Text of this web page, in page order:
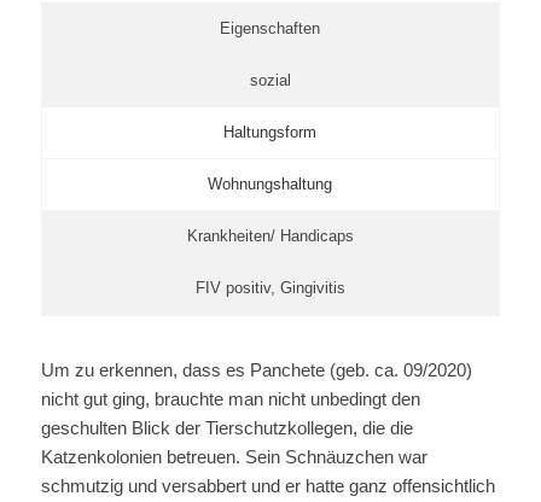
Eigenschaften
sozial
Haltungsform
Wohnungshaltung
Krankheiten/ Handicaps
FIV positiv, Gingivitis
Um zu erkennen, dass es Panchete (geb. ca. 09/2020)
nicht gut ging, brauchte man nicht unbedingt den
geschulten Blick der Tierschutzkollegen, die die
Katzenkolonien betreuen. Sein Schnäuzchen war
schmutzig und versabbert und er hatte ganz offensichtlich